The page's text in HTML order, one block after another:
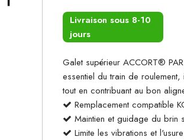
Livraison sous 8-10
jours
Galet supérieur ACCORT®
essentiel du train de
tout en contribuant au bon
Remplacement compatible
Maintien et guidage du brin
Limite les vibrations et